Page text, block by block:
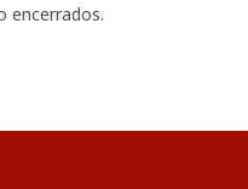
encerrados.